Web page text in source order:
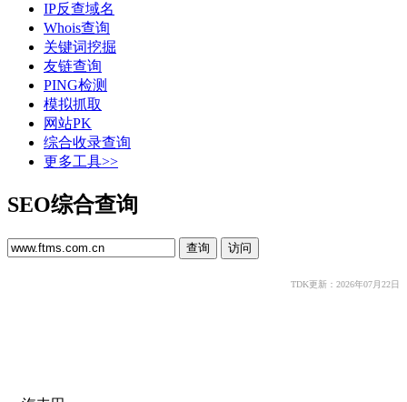
IP反查域名
Whois查询
关键词挖掘
友链查询
PING检测
模拟抓取
网站PK
综合收录查询
更多工具>>
SEO综合查询
TDK更新：2026年07月22日